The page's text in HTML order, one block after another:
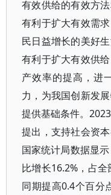
有效供给的有效方
有利于扩大有效需
民日益增长的美好
有利于扩大有效供
产效率的提高，进
力，为我国创新发
提供基础条件。
提出，支持社会资
国家统计局数据显
比增长16.2%，占
同期提高0.4个百分